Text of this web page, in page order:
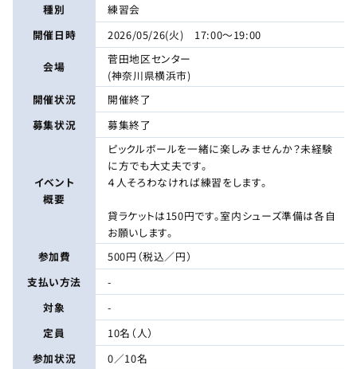
種別
練習会
開催日時
2026/05/26(火) 17:00～19:00
会場
菅田地区センター
(神奈川県横浜市)
開催状況
開催終了
募集状況
募集終了
イベント
概要
ピックルボールを一緒に楽しみませんか？未経験
に方でも大丈夫です。
４人そろわなければ練習をします。
貸ラケットは150円です。室内シューズ準備は各自
お願いします。
参加費
500円（税込／円）
支払い方法
-
対象
-
定員
10名（人）
参加状況
0／10名